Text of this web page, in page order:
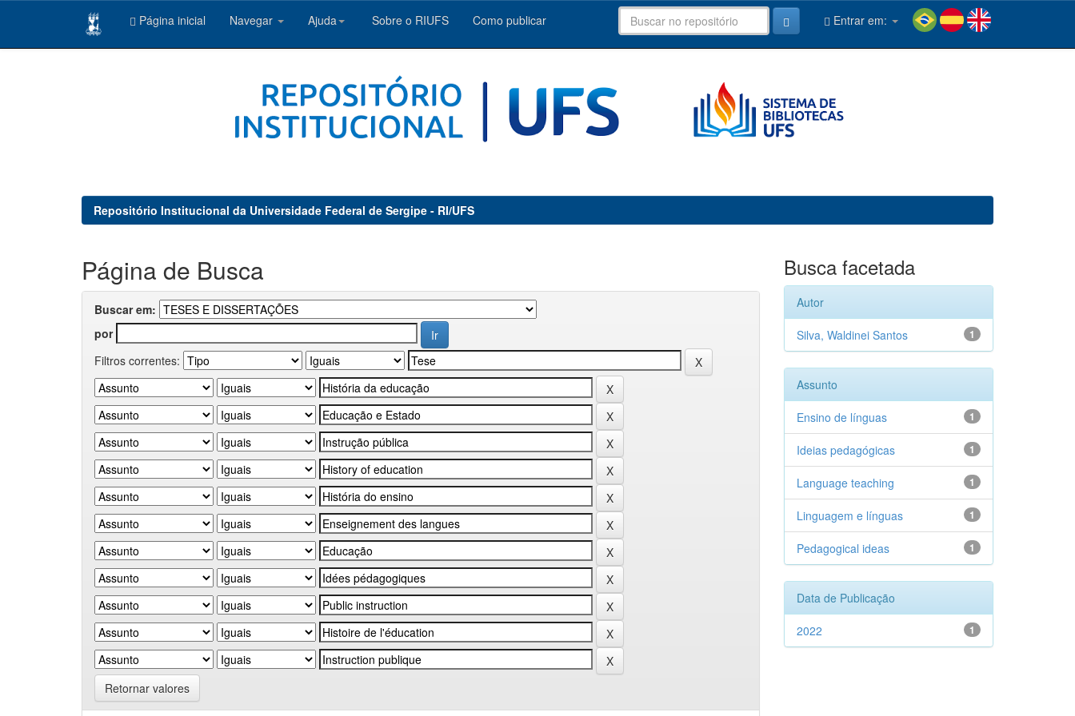
Página inicial Navegar Ajuda Sobre o RIUFS Como publicar Entrar em:
Repositório Institucional da Universidade Federal de Sergipe - RI/UFS
Página de Busca
Buscar em:
por
Filtros correntes:
Retornar valores
Busca facetada
Autor
1
Silva, Waldinei Santos
Assunto
1
Ensino de línguas
1
Ideias pedagógicas
1
Language teaching
1
Linguagem e línguas
1
Pedagogical ideas
Data de Publicação
1
2022